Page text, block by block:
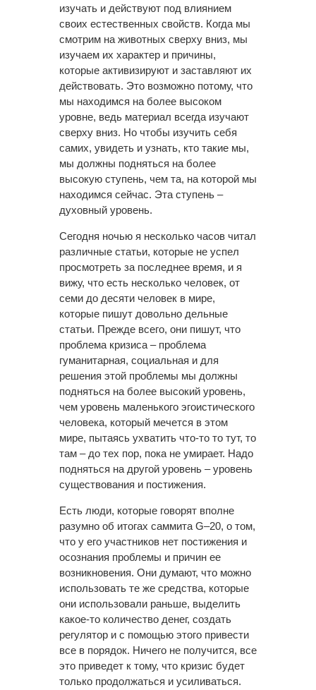
изучать и действуют под влиянием
своих естественных свойств. Когда мы
смотрим на животных сверху вниз, мы
изучаем их характер и причины,
которые активизируют и заставляют их
действовать. Это возможно потому, что
мы находимся на более высоком
уровне, ведь материал всегда изучают
сверху вниз. Но чтобы изучить себя
самих, увидеть и узнать, кто такие мы,
мы должны подняться на более
высокую ступень, чем та, на которой мы
находимся сейчас. Эта ступень –
духовный уровень.
Сегодня ночью я несколько часов читал
различные статьи, которые не успел
просмотреть за последнее время, и я
вижу, что есть несколько человек, от
семи до десяти человек в мире,
которые пишут довольно дельные
статьи. Прежде всего, они пишут, что
проблема кризиса – проблема
гуманитарная, социальная и для
решения этой проблемы мы должны
подняться на более высокий уровень,
чем уровень маленького эгоистического
человека, который мечется в этом
мире, пытаясь ухватить что-то то тут, то
там – до тех пор, пока не умирает. Надо
подняться на другой уровень – уровень
существования и постижения.
Есть люди, которые говорят вполне
разумно об итогах саммита G–20, о том,
что у его участников нет постижения и
осознания проблемы и причин ее
возникновения. Они думают, что можно
использовать те же средства, которые
они использовали раньше, выделить
какое-то количество денег, создать
регулятор и с помощью этого привести
все в порядок. Ничего не получится, все
это приведет к тому, что кризис будет
только продолжаться и усиливаться.